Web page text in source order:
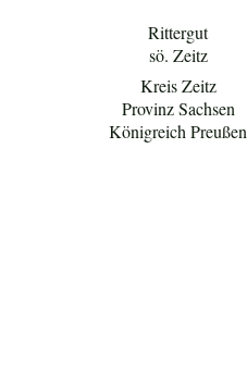
Rittergut
sö. Zeitz
Kreis Zeitz
Provinz Sachsen
Königreich Preußen